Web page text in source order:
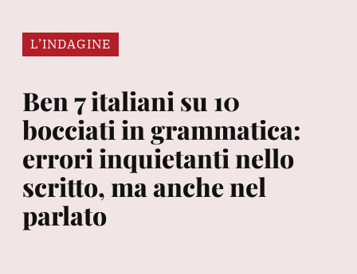
L’INDAGINE
Ben 7 italiani su 10
bocciati in grammatica:
errori inquietanti nello
scritto, ma anche nel
parlato